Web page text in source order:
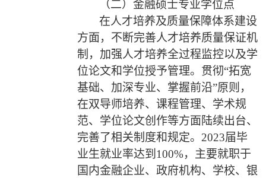
（二）金融硕士专业学位点
在人才培养及质量保障体系建设
方面，不断完善人才培养质量保证机
制，加强人才培养全过程监控以及学
位论文和学位授予管理。贯彻“拓宽
基础、加深专业、掌握前沿”原则，
在双导师培养、课程管理、学术规
范、学位论文创作等方面陆续出台、
完善了相关制度和规定。 2023届毕
业生就业率达到 100%，主要就职于
国内金融企业、政府机构、学校、银